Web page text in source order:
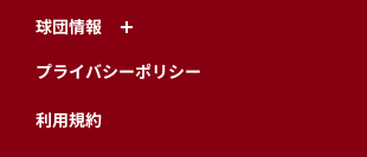
球団情報
プライバシーポリシー
利用規約